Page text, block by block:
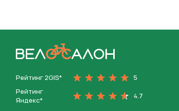
Рейтинг 2GIS*
5
Рейтинг
Яндекс*
4.7